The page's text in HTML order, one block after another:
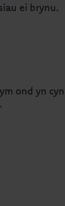
ei brynu.
ond yn